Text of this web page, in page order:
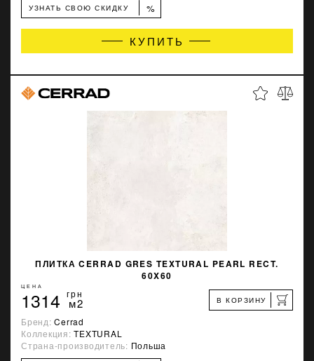
УЗНАТЬ СВОЮ СКИДКУ %
КУПИТЬ
ПЛИТКА CERRAD GRES TEXTURAL PEARL RECT.
60X60
ЦЕНА
1314 грн
м2 В КОРЗИНУ
Бренд:Cerrad
Коллекция:TEXTURAL
Страна-производитель: Польша